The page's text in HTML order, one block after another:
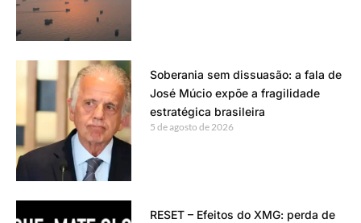
Soberania sem dissuasão: a fala de
José Múcio expõe a fragilidade
estratégica brasileira
5 de agosto de 2026
RESET – Efeitos do XMG: perda de